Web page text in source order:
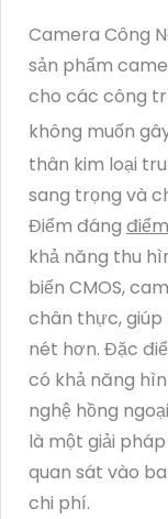
Camera Công
sản phẩm
cho các công
không muốn
thân kim loại
sang trọng và
Điểm đáng
khả năng thu
biến CMOS,
chân thực, giúp
nét hơn. Đặc
có khả năng
nghệ hồng
là một giải
quan sát vào
chi phí.